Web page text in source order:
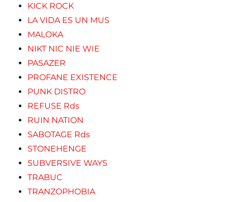
KICK ROCK
LA VIDA ES UN MUS
MALOKA
NIKT NIC NIE WIE
PASAZER
PROFANE EXISTENCE
PUNK DISTRO
REFUSE Rds
RUIN NATION
SABOTAGE Rds
STONEHENGE
SUBVERSIVE WAYS
TRABUC
TRANZOPHOBIA